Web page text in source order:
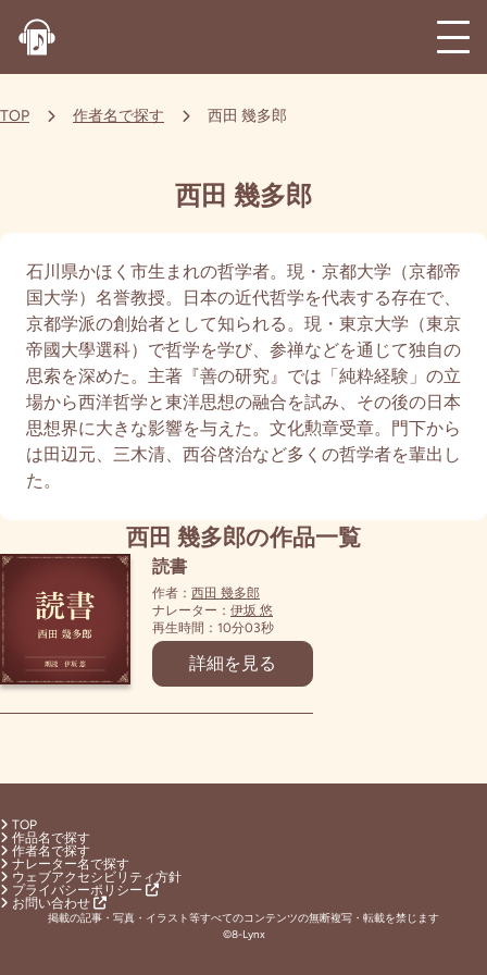
TOP 作者名で探す 西田 幾多郎
西田 幾多郎
石川県かほく市生まれの哲学者。現・京都大学（京都帝
国大学）名誉教授。日本の近代哲学を代表する存在で、
京都学派の創始者として知られる。現・東京大学（東京
帝國大學選科）で哲学を学び、参禅などを通じて独自の
思索を深めた。主著『善の研究』では「純粋経験」の立
場から西洋哲学と東洋思想の融合を試み、その後の日本
思想界に大きな影響を与えた。文化勲章受章。門下から
は田辺元、三木清、西谷啓治など多くの哲学者を輩出し
た。
西田 幾多郎の作品一覧
読書
作者： 西田 幾多郎
ナレーター： 伊坂 悠
再生時間：10分03秒
詳細を見る
TOP
作品名で探す
作者名で探す
ナレーター名で探す
ウェブアクセシビリティ方針
プライバシーポリシー
お問い合わせ
掲載の記事・写真・イラスト等すべてのコンテンツの無断複写・転載を禁じます
©8-Lynx